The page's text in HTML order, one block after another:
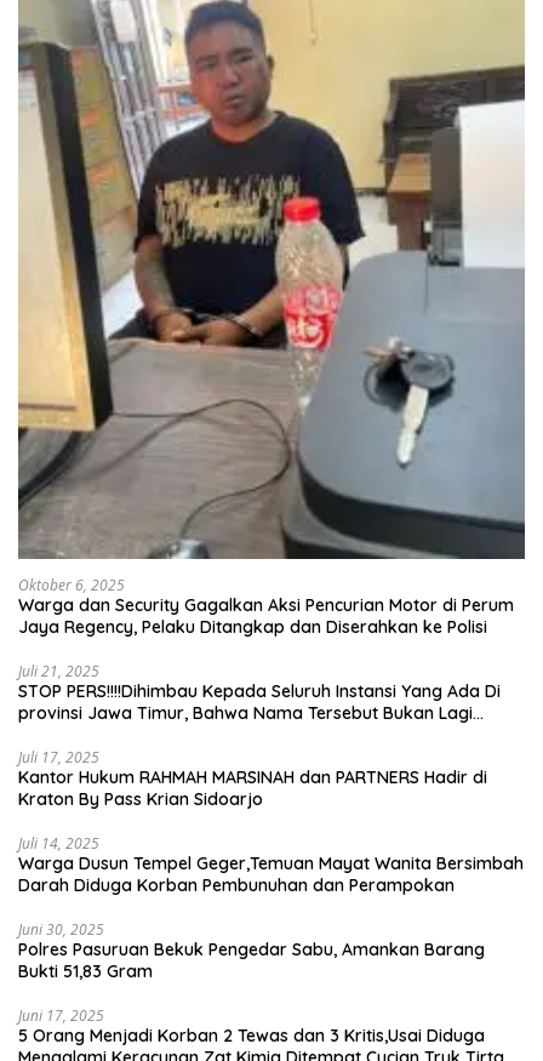
Oktober 6, 2025
Warga dan Security Gagalkan Aksi Pencurian Motor di Perum
Jaya Regency, Pelaku Ditangkap dan Diserahkan ke Polisi
Juli 21, 2025
STOP PERS!!!!Dihimbau Kepada Seluruh Instansi Yang Ada Di
provinsi Jawa Timur, Bahwa Nama Tersebut Bukan Lagi
Juli 17, 2025
Kantor Hukum RAHMAH MARSINAH dan PARTNERS Hadir di
Kraton By Pass Krian Sidoarjo
Juli 14, 2025
Warga Dusun Tempel Geger,Temuan Mayat Wanita Bersimbah
Darah Diduga Korban Pembunuhan dan Perampokan
Juni 30, 2025
Polres Pasuruan Bekuk Pengedar Sabu, Amankan Barang
Bukti 51,83 Gram
Juni 17, 2025
5 Orang Menjadi Korban 2 Tewas dan 3 Kritis,Usai Diduga